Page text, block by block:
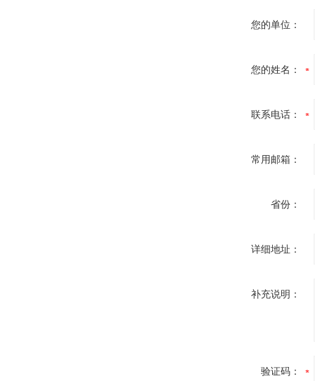
您的单位：
您的姓名：
联系电话：
常用邮箱：
省份：
详细地址：
补充说明：
验证码：